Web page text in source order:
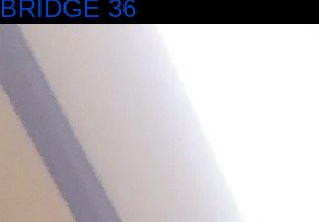
BRIDGE 36